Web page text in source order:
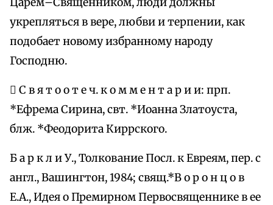
укрепляться в вере, любви и терпении, как
подобает новому избранному народу
Господню.
 С в я т о о т е ч. к о м м е н т а р и и: прп.
*Ефрема Сирина, свт. *Иоанна Златоуста,
блж. *Феодорита Киррского.
Б а р к л и У., Толкование Посл. к Евреям, пер. с
англ., Вашингтон, 1984; свящ.*В о р о н ц о в
Е.А., Идея о Премирном Первосвященнике в ее